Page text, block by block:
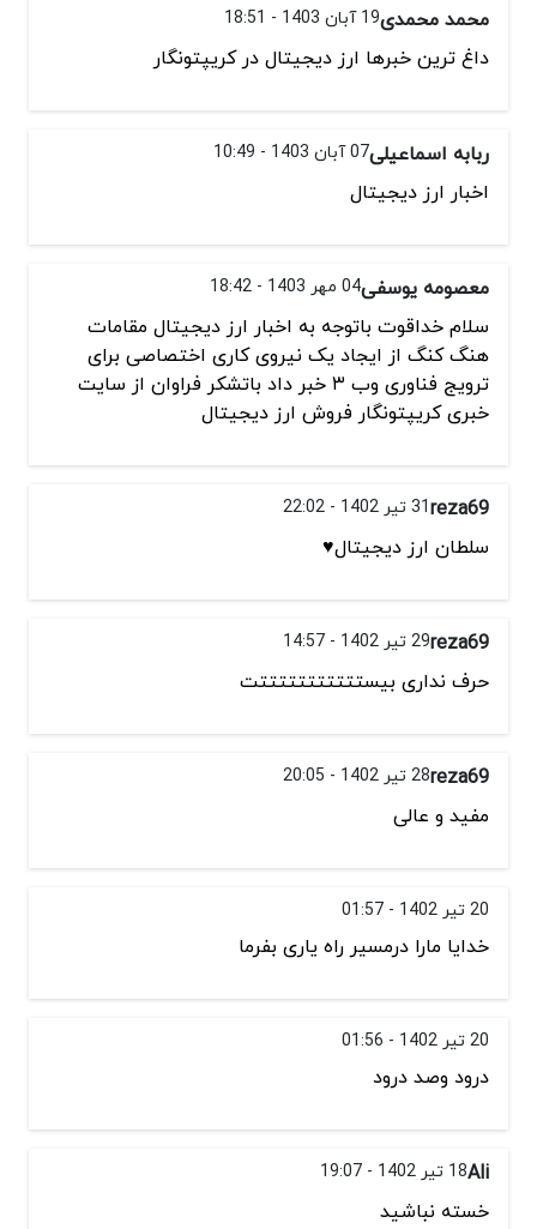
محمد محمدی19 آبان 1403 - 18:51
داغ ترین خبرها ارز دیجیتال در کریپتونگار
ربابه اسماعیلی07 آبان 1403 - 10:49
اخبار ارز دیجیتال
معصومه یوسفی04 مهر 1403 - 18:42
سلام خداقوت باتوجه به اخبار ارز دیجیتال مقامات
هنگ کنگ از ایجاد یک نیروی کاری اختصاصی برای
ترویج فناوری وب ۳ خبر داد باتشکر فراوان از سایت
خبری کریپتونگار فروش ارز دیجیتال
reza6931 تیر 1402 - 22:02
سلطان ارز دیجیتال♥️
reza6929 تیر 1402 - 14:57
حرف نداری بیستتتتتتتتتتتت
reza6928 تیر 1402 - 20:05
مفید و عالی
20 تیر 1402 - 01:57
خدایا مارا درمسیر راه یاری بفرما
20 تیر 1402 - 01:56
درود وصد درود
Ali18 تیر 1402 - 19:07
خسته نباشید